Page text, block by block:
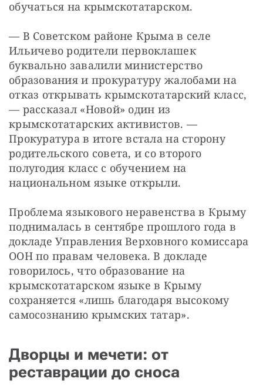
обучаться на крымскотатарском.
— В Советском районе Крыма в селе
Ильичево родители первоклашек
буквально завалили министерство
образования и прокуратуру жалобами на
отказ открывать крымскотатарский класс,
— рассказал «Новой» один из
крымскотатарских активистов. —
Прокуратура в итоге встала на сторону
родительского совета, и со второго
полугодия класс с обучением на
национальном языке открыли.
Проблема языкового неравенства в Крыму
поднималась в сентябре прошлого года в
докладе Управления Верховного комиссара
ООН по правам человека. В докладе
говорилось, что образование на
крымскотатарском языке в Крыму
сохраняется «лишь благодаря высокому
самосознанию крымских татар».
Дворцы и мечети: от
реставрации до сноса